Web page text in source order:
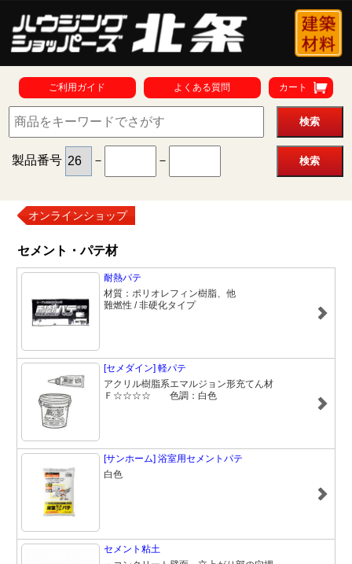
ご利用ガイド よくある質問 カート
製品番号 － －
オンラインショップ
セメント・パテ材
耐熱パテ
材質：ポリオレフィン樹脂、他
難燃性 / 非硬化タイプ
[セメダイン] 軽パテ
アクリル樹脂系エマルジョン形充てん材
Ｆ☆☆☆☆ 色調：白色
[サンホーム] 浴室用セメントパテ
白色
セメント粘土